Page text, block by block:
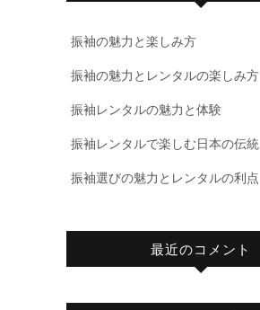
振袖の魅力と楽しみ方
振袖の魅力とレンタルの楽しみ方
振袖レンタルの魅力と体験
振袖レンタルで楽しむ日本の伝統
振袖選びの魅力とレンタルの利点
最近のコメント